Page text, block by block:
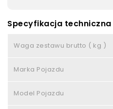
Specyfikacja techniczna
Waga zestawu brutto ( kg )
Marka Pojazdu
Model Pojazdu